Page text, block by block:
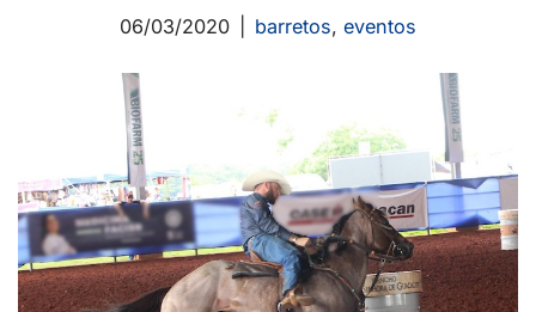
06/03/2020 barretos, eventos